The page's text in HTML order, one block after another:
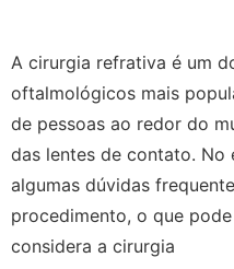
A cirurgia refrativa é um
oftalmológicos mais
de pessoas ao redor do
das lentes de contato. No
algumas dúvidas
procedimento, o que
considera a cirurgia